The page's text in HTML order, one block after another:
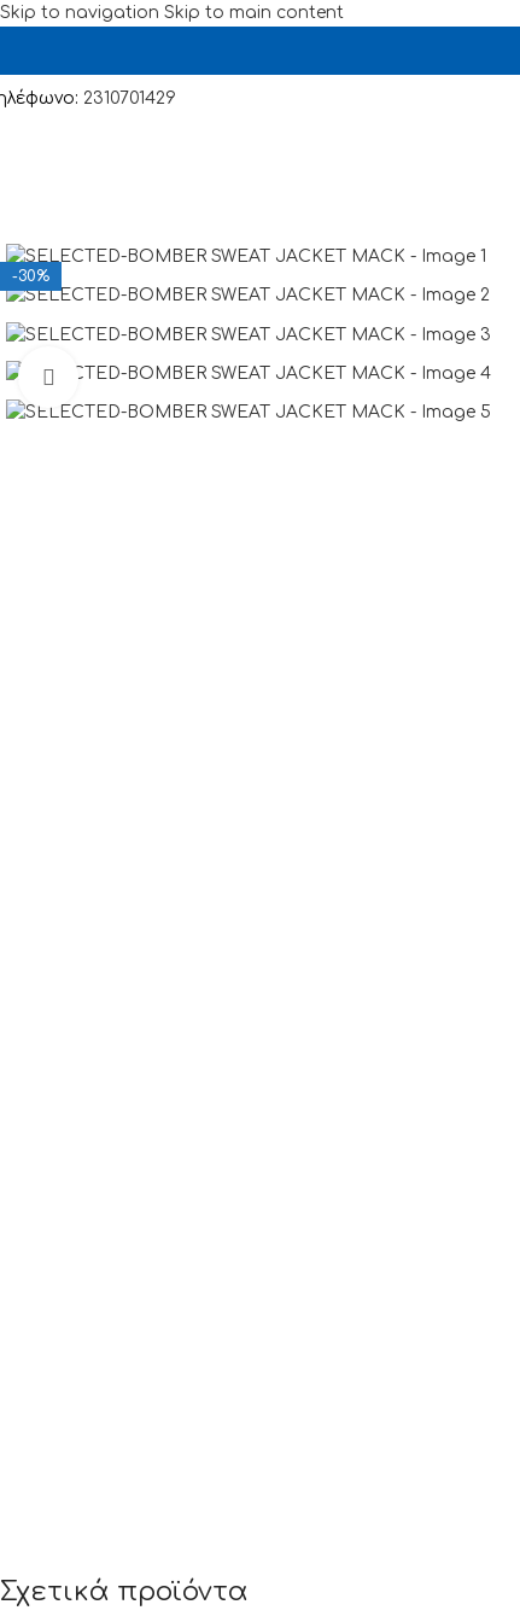
Skip to navigation Skip to main content
2310701429
-30%
Click to enlarge
Σχετικά προϊόντα